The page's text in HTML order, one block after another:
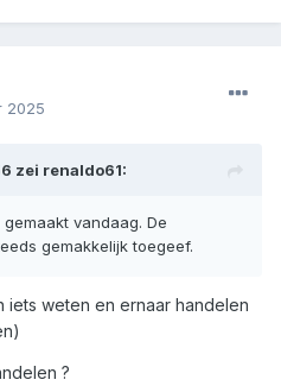
2025
zei renaldo61:
vandaag. De
gemakkelijk toegeef.
iets weten en ernaar handelen
?